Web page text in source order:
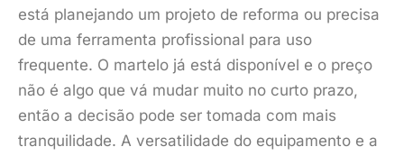
está planejando um projeto de reforma ou precisa
de uma ferramenta profissional para uso
frequente. O martelo já está disponível e o preço
não é algo que vá mudar muito no curto prazo,
então a decisão pode ser tomada com mais
tranquilidade. A versatilidade do equipamento e a